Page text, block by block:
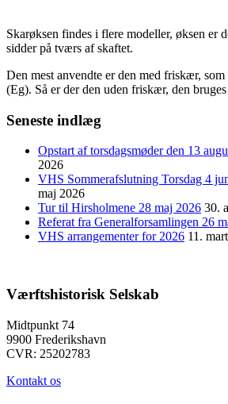
Skarøksen findes i flere modeller, øksen er
sidder på tværs af skaftet.
Den mest anvendte er den med friskær,
(Eg). Så er der den uden friskær, den
Seneste indlæg
Opstart af torsdagsmøder den 13
2026
VHS Sommerafslutning Torsdag 4
maj 2026
Tur til Hirsholmene 28 maj 2026 30.
Referat fra Generalforsamlingen 26
VHS arrangementer for 2026 11.
Værftshistorisk Selskab
Midtpunkt 74
9900 Frederikshavn
CVR: 25202783
Kontakt os